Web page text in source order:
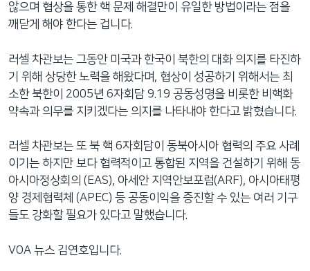
않으며 협상을 통한 핵 문제 해결만이 유일한 방법이라는 점을
깨닫게 해야 한다는 겁니다.
러셀 차관보는 그동안 미국과 한국이 북한의 대화 의지를 타진하
기 위해 상당한 노력을 해왔다며, 협상이 성공하기 위해서는 최
소한 북한이 2005년 6자회담 9.19 공동성명을 비롯한 비핵화
약속과 의무를 지키겠다는 의지를 나타내야 한다고 밝혔습니다.
러셀 차관보는 또 북 핵 6자회담이 동북아시아 협력의 주요 사례
이기는 하지만 보다 협력적이고 통합된 지역을 건설하기 위해 동
아시아정상회의 (EAS), 아세안 지역안보포럼(ARF), 아시아태평
양 경제협력체 (APEC) 등 공동이익을 증진할 수 있는 여러 기구
들도 강화할 필요가 있다고 말했습니다.
VOA 뉴스 김연호입니다.